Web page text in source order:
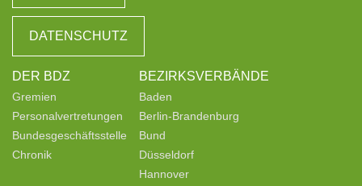
DATENSCHUTZ
DER BDZ
Gremien
Personalvertretungen
Bundesgeschäftsstelle
Chronik
BEZIRKSVERBÄNDE
Baden
Berlin-Brandenburg
Bund
Düsseldorf
Hannover